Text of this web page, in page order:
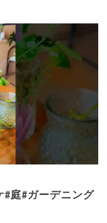
庭#ガーデニング